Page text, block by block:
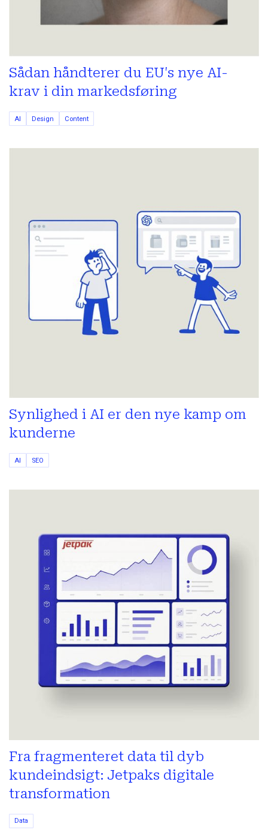
Sådan håndterer du EU's nye AI-
krav i din markedsføring
AI Design Content
Synlighed i AI er den nye kamp om
kunderne
AI SEO
Fra fragmenteret data til dyb
kundeindsigt: Jetpaks digitale
transformation
Data